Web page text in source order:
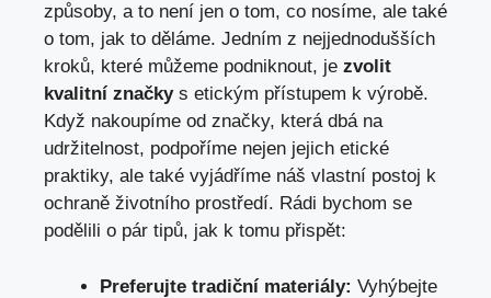
způsoby, a to není jen o tom, co nosíme, ale také
o tom, jak to děláme. Jedním z nejjednodušších
kroků, které můžeme podniknout, je zvolit
kvalitní značkys etickým přístupem k výrobě.
Když nakoupíme od značky, která dbá na
udržitelnost, podpoříme nejen jejich etické
praktiky, ale také vyjádříme náš vlastní postoj k
ochraně životního prostředí. Rádi bychom se
podělili o pár tipů, jak k tomu přispět:
Preferujte tradiční materiály: Vyhýbejte